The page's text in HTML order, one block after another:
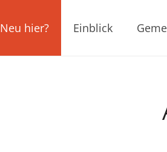
Neu hier? Einblick